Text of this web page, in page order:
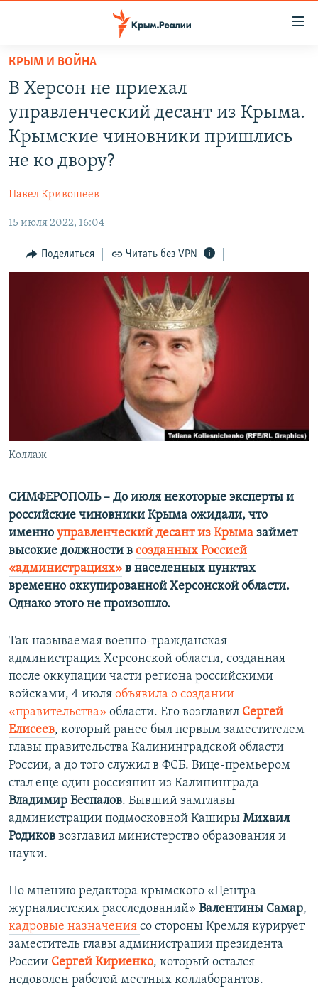
Вернуться
основному
содержанию
Вернутся
главной
Вернутся
СПЕЦПРОЕКТЫ
КАРТА ВОЕННЫХ ОБЪЕКТОВ КРЫМА
ВОДА
ИНТЕРАКТИВ
ИНФОГРАФИКА
ТЕЛЕПРОЕКТ КРЫМ.РЕАЛИИ
СОВЕТЫ ПРАВОЗАЩИТНИКОВ
ПРОПАВШИЕ БЕЗ ВЕСТИ
ПОБЕДИТЕЛЕЙ НЕ СУДЯТ?
КРЫМ.НЕПОКОРЕННЫЙ
УКРАИНСКАЯ ПРОБЛЕМА КРЫМА
РАДІО СВОБОДА
КАК ОБОЙТИ БЛОКИРОВКУ
Все сайты RFE/RL
КРЫМ И ВОЙНА
В Херсон не приехал
управленческий десант из Крыма.
Крымские чиновники пришлись
не ко двору?
Павел Кривошеев
15 июля 2022, 16:04
Поделиться Читать без VPN
Коллаж
СИМФЕРОПОЛЬ – До июля некоторые эксперты и
российские чиновники Крыма ожидали, что
именно управленческий десант из Крыма займет
высокие должности в созданных Россией
«администрациях» в населенных пунктах
временно оккупированной Херсонской области.
Однако этого не произошло.
Так называемая военно-гражданская
администрация Херсонской области, созданная
после оккупации части региона российскими
войсками, 4 июля объявила о создании
«правительства» области. Его возглавил Сергей
Елисеев, который ранее был первым заместителем
главы правительства Калининградской области
России, а до того служил в ФСБ. Вице-премьером
стал еще один россиянин из Калининграда –
Владимир Беспалов. Бывший замглавы
администрации подмосковной Каширы Михаил
Родиков возглавил министерство образования и
науки.
По мнению редактора крымского «Центра
журналистских расследований» Валентины Самар,
кадровые назначения со стороны Кремля курирует
заместитель главы администрации президента
России Сергей Кириенко, который остался
недоволен работой местных коллаборантов.